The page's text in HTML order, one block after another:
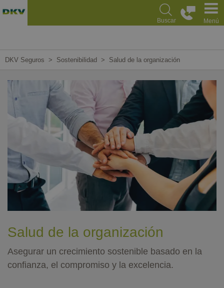
Buscar Menú
DKV Seguros Sostenibilidad Salud de la organización
Salud de la organización
Asegurar un crecimiento sostenible basado en la
confianza, el compromiso y la excelencia.